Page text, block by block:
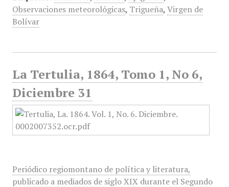
Observaciones meteorológicas, Trigueña, Virgen de
Bolívar
La Tertulia, 1864, Tomo 1, No 6,
Diciembre 31
Periódico regiomontano de política y literatura,
publicado a mediados de siglo XIX durante el Segundo